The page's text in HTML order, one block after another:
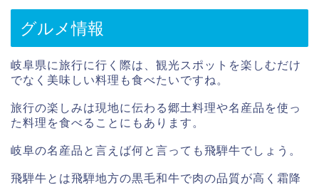
グルメ情報
岐阜県に旅行に行く際は、観光スポットを楽しむだけ
でなく美味しい料理も食べたいですね。
旅行の楽しみは現地に伝わる郷土料理や名産品を使っ
た料理を食べることにもあります。
岐阜の名産品と言えば何と言っても飛騨牛でしょう。
飛騨牛とは飛騨地方の黒毛和牛で肉の品質が高く霜降